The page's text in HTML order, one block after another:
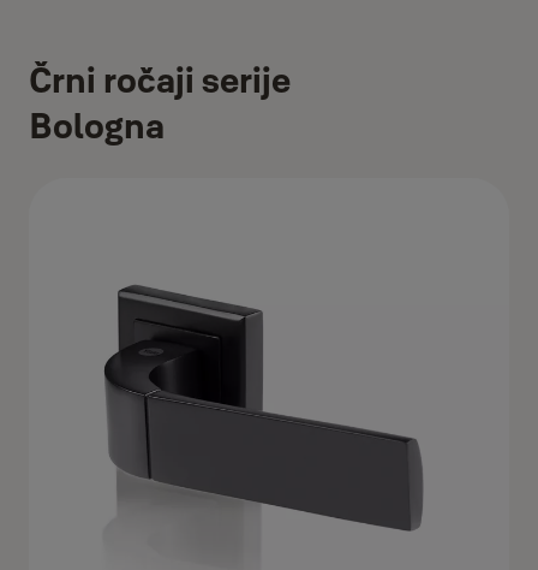
Črni ročaji serije
Bologna